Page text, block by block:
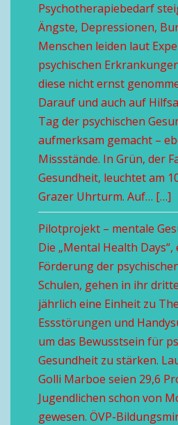
Psychotherapiebedarf
Ängste, Depressionen,
Menschen leiden laut
psychischen
diese nicht ernst
Darauf und auch auf
Tag der psychischen
aufmerksam gemacht –
Missstände. In Grün, der
Gesundheit, leuchtet am
Grazer Uhrturm. Auf… […]
Pilotprojekt – mentale
Die „Mental Health
Förderung der
Schulen, gehen in ihr
jährlich eine Einheit zu
Essstörungen und
um das Bewusstsein für
Gesundheit zu stärken.
Golli Marboe seien 29,6
Jugendlichen schon von
gewesen. ÖVP-